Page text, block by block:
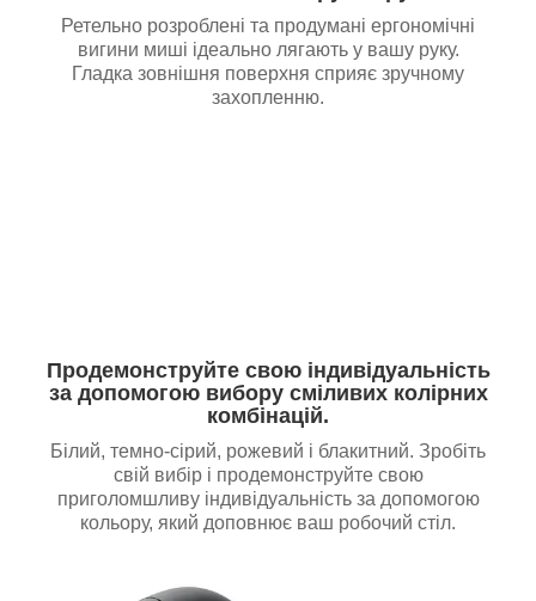
Ретельно розроблені та продумані ергономічні
вигини миші ідеально лягають у вашу руку.
Гладка зовнішня поверхня сприяє зручному
захопленню.
Продемонструйте свою індивідуальність
за допомогою вибору сміливих колірних
комбінацій.
Білий, темно-сірий, рожевий і блакитний. Зробіть
свій вибір і продемонструйте свою
приголомшливу індивідуальність за допомогою
кольору, який доповнює ваш робочий стіл.